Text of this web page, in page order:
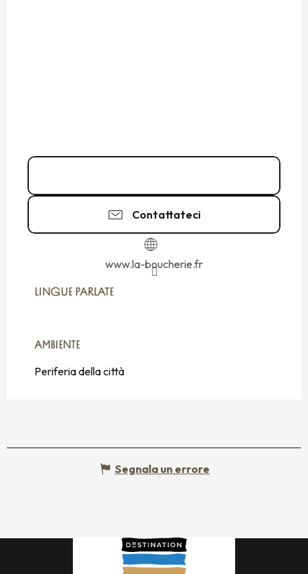
Contattateci
www.la-boucherie.fr
LINGUE PARLATE
LINGUE PARLATE
AMBIENTE
AMBIENTE
Periferia della città
Segnala un errore